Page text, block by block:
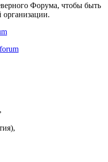
Форума, чтобы быть
организации.